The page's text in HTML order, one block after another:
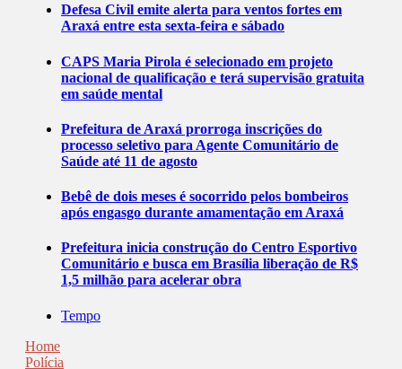
Defesa Civil emite alerta para ventos fortes em
Araxá entre esta sexta-feira e sábado
CAPS Maria Pirola é selecionado em projeto
nacional de qualificação e terá supervisão gratuita
em saúde mental
Prefeitura de Araxá prorroga inscrições do
processo seletivo para Agente Comunitário de
Saúde até 11 de agosto
Bebê de dois meses é socorrido pelos bombeiros
após engasgo durante amamentação em Araxá
Prefeitura inicia construção do Centro Esportivo
Comunitário e busca em Brasília liberação de R$
1,5 milhão para acelerar obra
Tempo
Home
Polícia